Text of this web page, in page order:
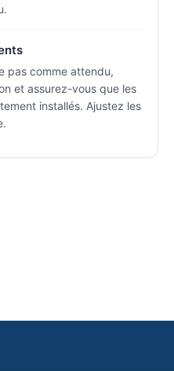
pas comme attendu,
et assurez-vous que les
installés. Ajustez les